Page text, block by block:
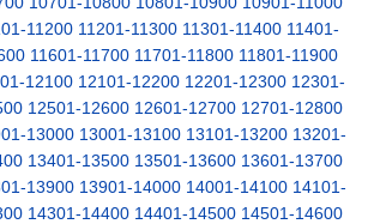
11200 11201-11300 11301-11400 11401-
11601-11700 11701-11800 11801-11900
12100 12101-12200 12201-12300 12301-
12501-12600 12601-12700 12701-12800
13000 13001-13100 13101-13200 13201-
13401-13500 13501-13600 13601-13700
13900 13901-14000 14001-14100 14101-
14301-14400 14401-14500 14501-14600